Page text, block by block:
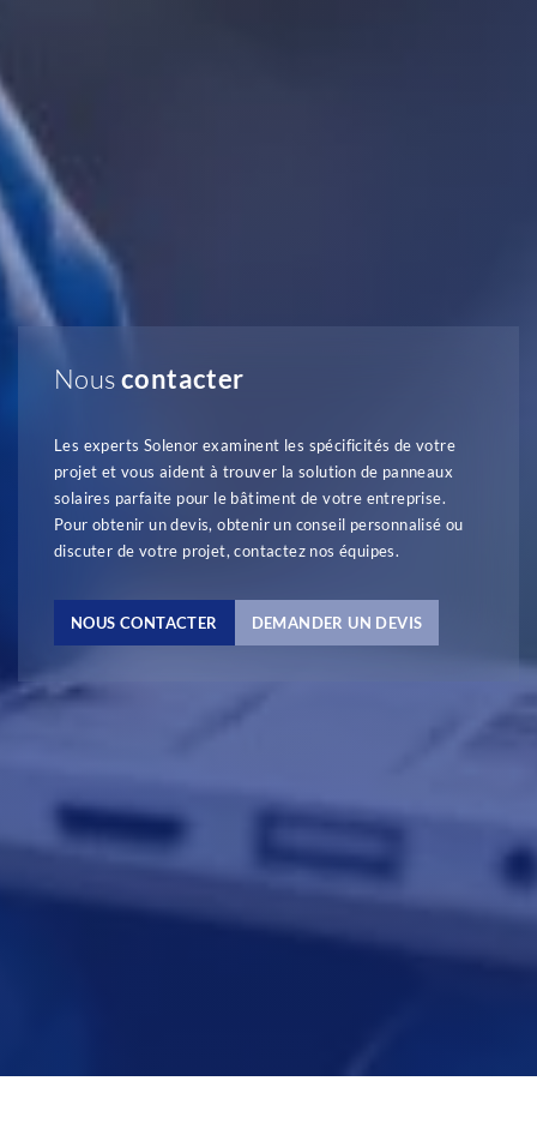
Nouscontacter
Les experts Solenor examinent les spécificités de votre
projet et vous aident à trouver la solution de panneaux
solaires parfaite pour le bâtiment de votre entreprise.
Pour obtenir un devis, obtenir un conseil personnalisé ou
discuter de votre projet, contactez nos équipes.
NOUS CONTACTER DEMANDER UN DEVIS